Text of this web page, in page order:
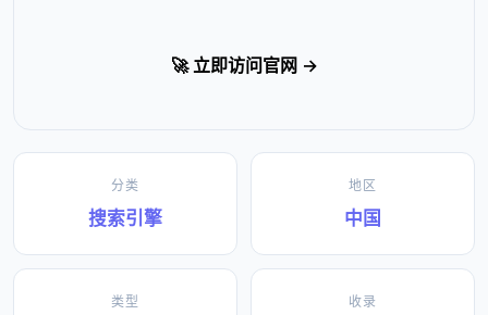
🚀 立即访问官网 →
分类
搜索引擎
地区
中国
类型 收录